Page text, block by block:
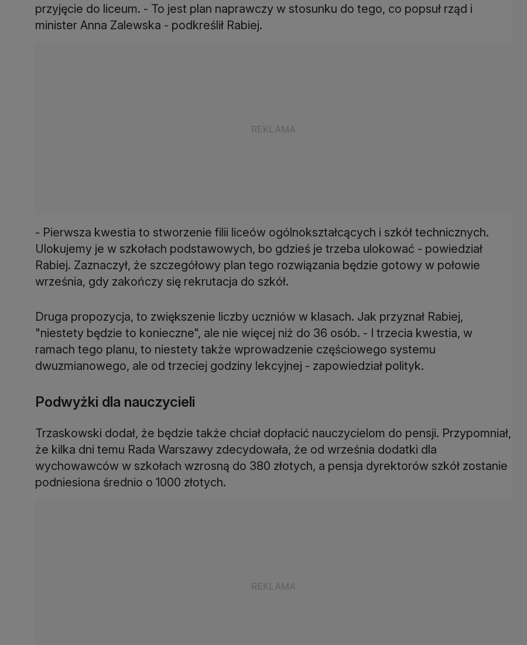
przyjęcie do liceum. - To jest plan naprawczy w stosunku do tego, co popsuł rząd i
minister Anna Zalewska - podkreślił Rabiej.
- Pierwsza kwestia to stworzenie filii liceów ogólnokształcących i szkół technicznych.
Ulokujemy je w szkołach podstawowych, bo gdzieś je trzeba ulokować - powiedział
Rabiej. Zaznaczył, że szczegółowy plan tego rozwiązania będzie gotowy w połowie
września, gdy zakończy się rekrutacja do szkół.
Druga propozycja, to zwiększenie liczby uczniów w klasach. Jak przyznał Rabiej,
"niestety będzie to konieczne", ale nie więcej niż do 36 osób. - I trzecia kwestia, w
ramach tego planu, to niestety także wprowadzenie częściowego systemu
dwuzmianowego, ale od trzeciej godziny lekcyjnej - zapowiedział polityk.
Podwyżki dla nauczycieli
Trzaskowski dodał, że będzie także chciał dopłacić nauczycielom do pensji. Przypomniał,
że kilka dni temu Rada Warszawy zdecydowała, że od września dodatki dla
wychowawców w szkołach wzrosną do 380 złotych, a pensja dyrektorów szkół zostanie
podniesiona średnio o 1000 złotych.